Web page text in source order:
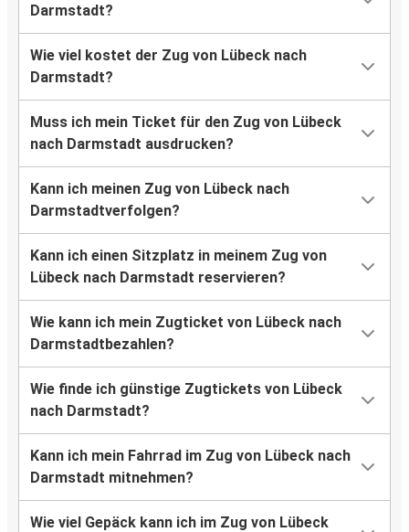
Darmstadt?
Wie viel kostet der Zug von Lübeck nach
Darmstadt?
Muss ich mein Ticket für den Zug von Lübeck
nach Darmstadt ausdrucken?
Kann ich meinen Zug von Lübeck nach
Darmstadtverfolgen?
Kann ich einen Sitzplatz in meinem Zug von
Lübeck nach Darmstadt reservieren?
Wie kann ich mein Zugticket von Lübeck nach
Darmstadtbezahlen?
Wie finde ich günstige Zugtickets von Lübeck
nach Darmstadt?
Kann ich mein Fahrrad im Zug von Lübeck nach
Darmstadt mitnehmen?
Wie viel Gepäck kann ich im Zug von Lübeck